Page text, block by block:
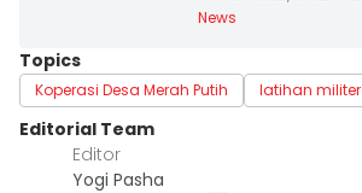
News
Topics
Koperasi Desa Merah Putih latihan militer
Editorial Team
Editor
Yogi Pasha